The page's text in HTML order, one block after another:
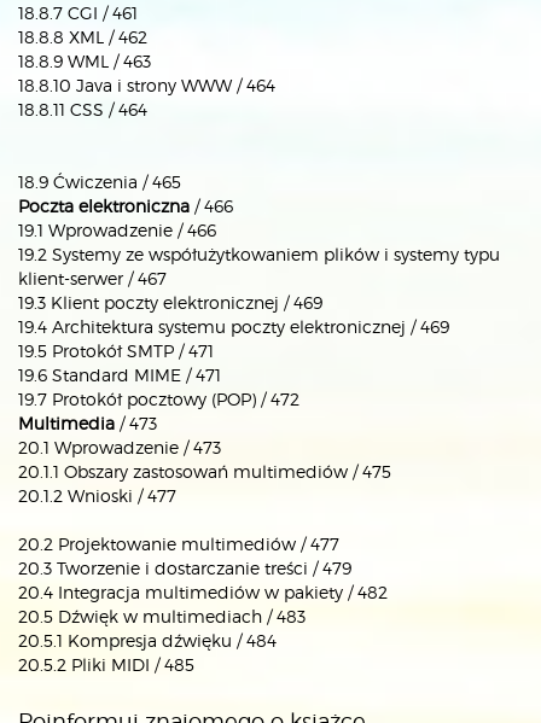
18.8.7 CGI / 461
18.8.8 XML / 462
18.8.9 WML / 463
18.8.10 Java i strony WWW / 464
18.8.11 CSS / 464
18.9 Ćwiczenia / 465
Poczta elektroniczna / 466
19.1 Wprowadzenie / 466
19.2 Systemy ze współużytkowaniem plików i systemy typu
klient-serwer / 467
19.3 Klient poczty elektronicznej / 469
19.4 Architektura systemu poczty elektronicznej / 469
19.5 Protokół SMTP / 471
19.6 Standard MIME / 471
19.7 Protokół pocztowy (POP) / 472
Multimedia / 473
20.1 Wprowadzenie / 473
20.1.1 Obszary zastosowań multimediów / 475
20.1.2 Wnioski / 477
20.2 Projektowanie multimediów / 477
20.3 Tworzenie i dostarczanie treści / 479
20.4 Integracja multimediów w pakiety / 482
20.5 Dźwięk w multimediach / 483
20.5.1 Kompresja dźwięku / 484
20.5.2 Pliki MIDI / 485